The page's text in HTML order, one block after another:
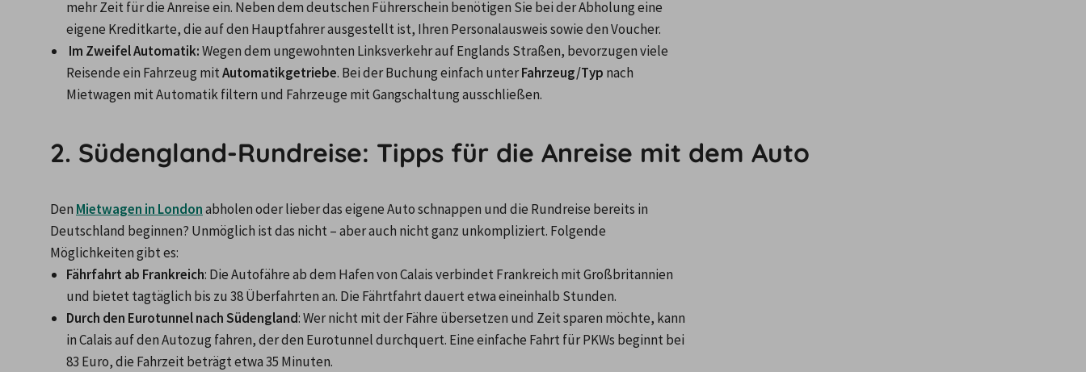
mehr Zeit für die Anreise ein. Neben dem deutschen Führerschein benötigen Sie bei der Abholung eine
eigene Kreditkarte, die auf den Hauptfahrer ausgestellt ist, Ihren Personalausweis sowie den Voucher.
Im Zweifel Automatik: Wegen dem ungewohnten Linksverkehr auf Englands Straßen, bevorzugen viele
Reisende ein Fahrzeug mit Automatikgetriebe. Bei der Buchung einfach unter Fahrzeug/Typ nach
2. Südengland-Rundreise: Tipps für die Anreise mit dem Auto
Den Mietwagen in Londonabholen oder lieber das eigene Auto schnappen und die Rundreise bereits in
Deutschland beginnen? Unmöglich ist das nicht – aber auch nicht ganz unkompliziert. Folgende
Fährfahrt ab Frankreich: Die Autofähre ab dem Hafen von Calais verbindet Frankreich mit Großbritannien
und bietet tagtäglich bis zu 38 Überfahrten an. Die Fährtfahrt dauert etwa eineinhalb Stunden.
Durch den Eurotunnel nach Südengland: Wer nicht mit der Fähre übersetzen und Zeit sparen möchte, kann
in Calais auf den Autozug fahren, der den Eurotunnel durchquert. Eine einfache Fahrt für PKWs beginnt bei
83 Euro, die Fahrzeit beträgt etwa 35 Minuten.